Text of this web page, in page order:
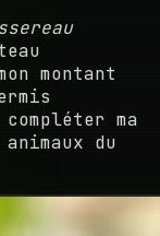
montant
ma
du